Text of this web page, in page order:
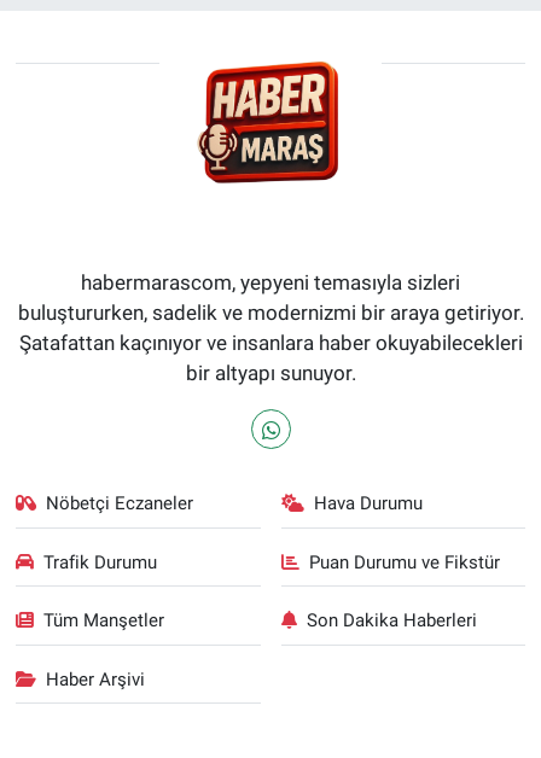
habermarascom, yepyeni temasıyla sizleri
buluştururken, sadelik ve modernizmi bir araya getiriyor.
Şatafattan kaçınıyor ve insanlara haber okuyabilecekleri
bir altyapı sunuyor.
Nöbetçi Eczaneler Hava Durumu
Trafik Durumu Puan Durumu ve Fikstür
Tüm Manşetler Son Dakika Haberleri
Haber Arşivi